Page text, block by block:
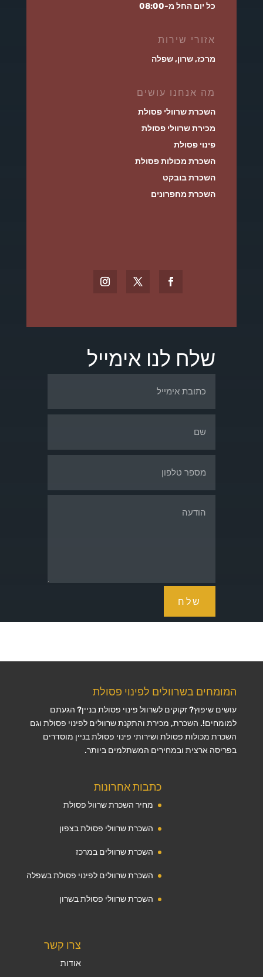
כל יום החל מ-08:00
אזורי שירות
מרכז, שרון, שפלה
מה אנחנו עושים
השכרת שרוולי פסולת
מכירת שרוולי פסולת
פינוי פסולת
השכרת מכולות פסולת
השכרת בובקט
השכרת מחפרונים
שלח לנו אימייל
שלח
המומחים בשרוולים לפינוי פסולת
עושים שיפוץ? זקוקים לשרוול פינוי פסולת בניין? הגעתם
למומחים!. השכרת, מכירת והתקנת שרוולים לפינוי פסולת וגם
השכרת מכולות פסולת ושירותי פינוי פסולת בניין מוסדרים
בפריסה ארצית ובמחירים המשתלמים ביותר.
כתבות אחרונות
מחיר השכרת שרוול פסולת
השכרת שרוולי פסולת בצפון
השכרת שרוולים במרכז
השכרת שרוולים לפינוי פסולת בשפלה
השכרת שרוולי פסולת בשרון
צרו קשר
אודות